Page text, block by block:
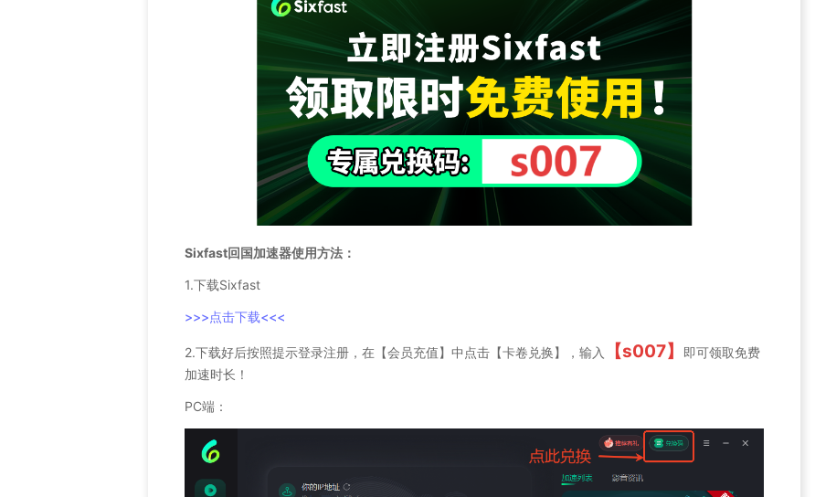
Sixfast回国加速器使用方法：
1.下载Sixfast
>>>点击下载<<<
2.下载好后按照提示登录注册，在【会员充值】中点击【卡卷兑换】，输入 【s007】
即可领取免费
加速时长！
PC端：